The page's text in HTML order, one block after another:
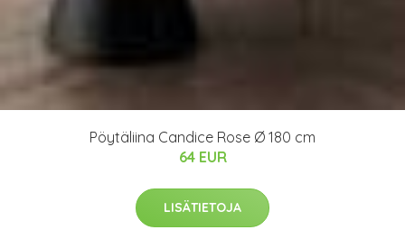
Pöytäliina Candice Rose Ø 180 cm
64 EUR
LISÄTIETOJA